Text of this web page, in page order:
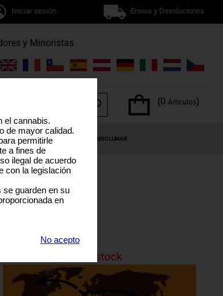
Iniciar sesión Envios y Devoluciones
y Minoristas
(0 Articulos)
OFERTAS ESPECIALES CALENDARIO LUNAR
is currenly out of stock
el cannabis.
de mayor calidad.
permitirle
a fines de
ilegal de acuerdo
con la legislación
guarden en su
en
No acepto